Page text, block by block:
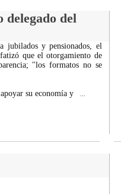
delegado del
jubilados y pensionados, el
que el otorgamiento de
"los formatos no se
su economía y